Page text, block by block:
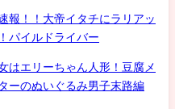
報！！大帝イタチにラリアッ
パイルドライバー
エリーちゃん人形！豆腐メ
ーのぬいぐるみ男子末路編